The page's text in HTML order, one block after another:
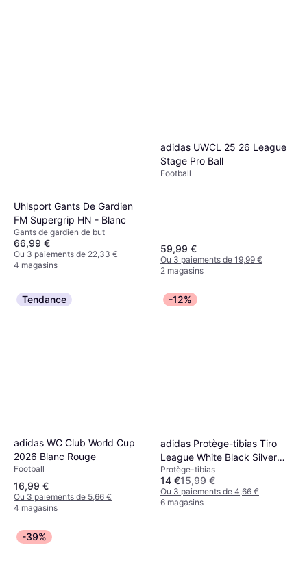
Uhlsport Gants De Gardien
FM Supergrip HN - Blanc
Gants de gardien de but
66,99 €
Ou 3 paiements de 22,33 €
4 magasins
adidas UWCL 25 26 League
Stage Pro Ball
Football
59,99 €
Ou 3 paiements de 19,99 €
2 magasins
Tendance
adidas WC Club World Cup
2026 Blanc Rouge
Football
16,99 €
Ou 3 paiements de 5,66 €
4 magasins
-12%
adidas Protège-tibias Tiro
League White Black Silver
Metallic
Protège-tibias
14 €15,99 €
Ou 3 paiements de 4,66 €
6 magasins
-39%